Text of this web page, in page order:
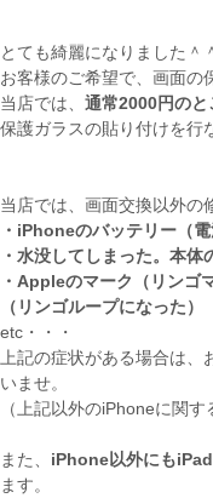
とても綺麗になりました＾
お客様のご希望で、画面の
当店では、 通常2000円のと
保護ガラスの貼り付けを行
当店では、画面交換以外の
・iPhoneのバッテリー（
・水没してしまった。本体
・Appleのマーク（リンゴ
（リンゴループになった）
etc・・・
上記の症状がある場合は
いませ。
（上記以外のiPhoneに関
また、 iPhone以外にも
ます。